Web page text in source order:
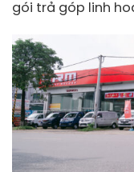
gói trả góp linh